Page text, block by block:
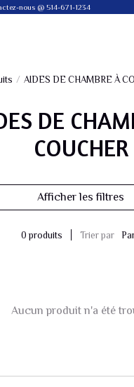
nous @ 514-671-1234
/ AIDES DE CHAMBRE À
DE
COUCHER
Afficher les filtres
0 produits Trier par
Aucun produit n'a été